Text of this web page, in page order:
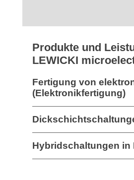
Produkte und
LEWICKI
Fertigung von
(Elektronikfertigung)
Hybridschaltungen